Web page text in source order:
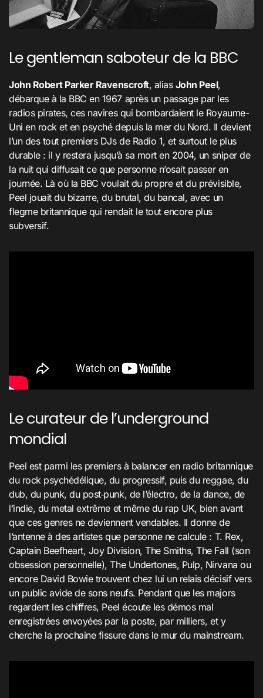
Le gentleman saboteur de la BBC
John Robert Parker Ravenscroft, alias John Peel,
débarque à la BBC en 1967 après un passage par les
radios pirates, ces navires qui bombardaient le Royaume-
Uni en rock et en psyché depuis la mer du Nord. Il devient
l’un des tout premiers DJs de Radio 1, et surtout le plus
durable : il y restera jusqu’à sa mort en 2004, un sniper de
la nuit qui diffusait ce que personne n’osait passer en
journée. Là où la BBC voulait du propre et du prévisible,
Peel jouait du bizarre, du brutal, du bancal, avec un
flegme britannique qui rendait le tout encore plus
subversif.
Le curateur de l’underground
mondial
Peel est parmi les premiers à balancer en radio britannique
du rock psychédélique, du progressif, puis du reggae, du
dub, du punk, du post‑punk, de l’électro, de la dance, de
l’indie, du metal extrême et même du rap UK, bien avant
que ces genres ne deviennent vendables. Il donne de
l’antenne à des artistes que personne ne calcule : T. Rex,
Captain Beefheart, Joy Division, The Smiths, The Fall (son
obsession personnelle), The Undertones, Pulp, Nirvana ou
encore David Bowie trouvent chez lui un relais décisif vers
un public avide de sons neufs. Pendant que les majors
regardent les chiffres, Peel écoute les démos mal
enregistrées envoyées par la poste, par milliers, et y
cherche la prochaine fissure dans le mur du mainstream.